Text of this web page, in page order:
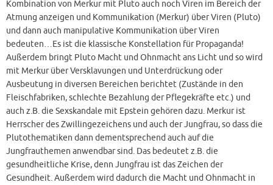
Kombination von Merkur mit Pluto auch noch Viren im Bereich der
Atmung anzeigen und Kommunikation (Merkur) über Viren (Pluto)
und dann auch manipulative Kommunikation über Viren
bedeuten…Es ist die klassische Konstellation für Propaganda!
Außerdem bringt Pluto Macht und Ohnmacht ans Licht und so wird
mit Merkur über Versklavungen und Unterdrückung oder
Ausbeutung in diversen Bereichen berichtet (Zustände in den
Fleischfabriken, schlechte Bezahlung der Pflegekräfte etc.) und
auch z.B. die Sexskandale mit Epstein gehören dazu. Merkur ist
Herrscher des Zwillingezeichens und auch der Jungfrau, so dass die
Plutothematiken dann dementsprechend auch auf die
Jungfrauthemen anwendbar sind. Das bedeutet z.B. die
gesundheitliche Krise, denn Jungfrau ist das Zeichen der
Gesundheit. Außerdem wird dadurch die Macht und Ohnmacht in